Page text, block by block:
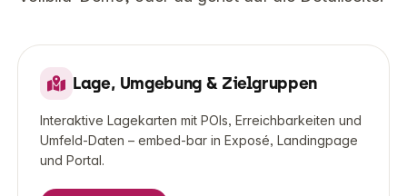
LIVE-DEMO
Lage, Umgebung & Zielgruppen
Interaktive Lagekarten mit POIs, Erreichbarkeiten und
Umfeld-Daten – embed-bar in Exposé, Landingpage
und Portal.